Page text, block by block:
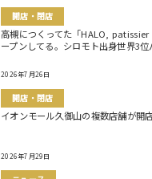
開店・閉店
高槻につくってた「HALO, patissier
ープンしてる。シロモト出身世界3
2026年7月26日
開店・閉店
イオンモール久御山の複数店舗が開
2026年7月29日